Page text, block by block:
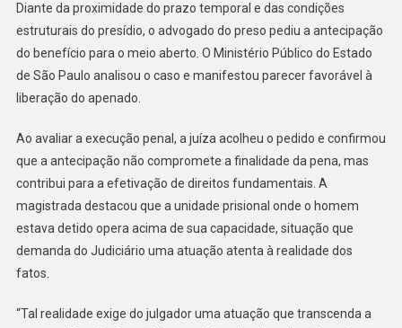
Diante da proximidade do prazo temporal e das condições
estruturais do presídio, o advogado do preso pediu a antecipação
do benefício para o meio aberto. O Ministério Público do Estado
de São Paulo analisou o caso e manifestou parecer favorável à
liberação do apenado.
Ao avaliar a execução penal, a juíza acolheu o pedido e confirmou
que a antecipação não compromete a finalidade da pena, mas
contribui para a efetivação de direitos fundamentais. A
magistrada destacou que a unidade prisional onde o homem
estava detido opera acima de sua capacidade, situação que
demanda do Judiciário uma atuação atenta à realidade dos
fatos.
“Tal realidade exige do julgador uma atuação que transcenda a